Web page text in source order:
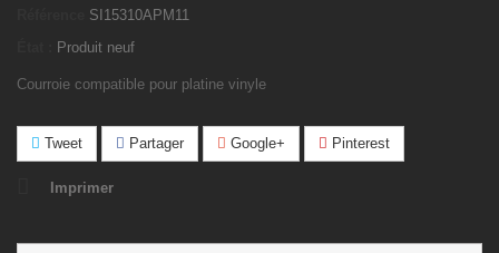
SI15310APM11
Produit neuf
Courroie compatible pour platine vinyle
Tweet Partager Google+ Pinterest
Imprimer